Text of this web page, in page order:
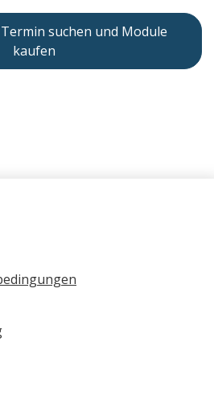
suchen und Module
kaufen